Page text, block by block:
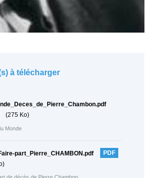
à télécharger
(275 Ko)
Monde
part_Pierre_CHAMBON.pdf
PDF